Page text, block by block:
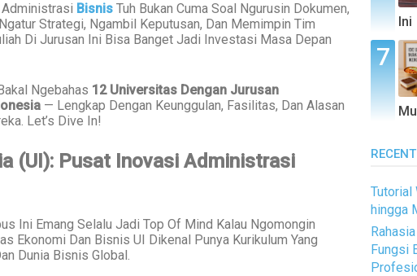
Administrasi Bisnis Tuh Bukan Cuma Soal Ngurusin Dokumen,
Strategi, Ngambil Keputusan, Dan Memimpin Tim
Di Jurusan Ini Bisa Banget Jadi Investasi Masa Depan
Ngebahas 12 Universitas Dengan Jurusan
— Lengkap Dengan Keunggulan, Fasilitas, Dan Alasan
Let’s Dive In!
(UI): Pusat Inovasi Administrasi
Ini Emang Selalu Jadi Top Of Mind Kalau Ngomongin
Ekonomi Dan Bisnis UI Dikenal Punya Kurikulum Yang
Dunia Bisnis Global.
Ini
Tutorial
hingga
Fungsi